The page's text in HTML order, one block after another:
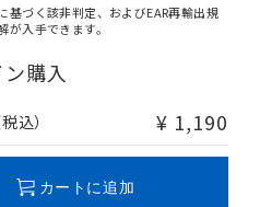
基づく該非判定、およびEAR再輸出規
が入手できます。
購入
込） ¥ 1,190
カートに追加